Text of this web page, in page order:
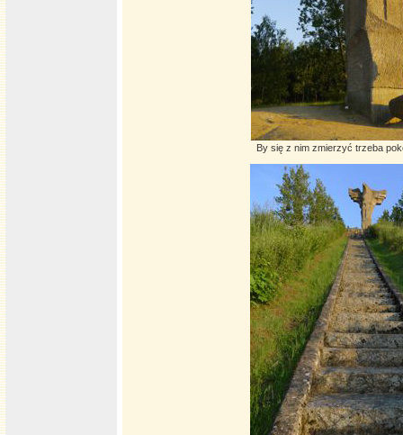
By się z nim zmierzyć trzeba